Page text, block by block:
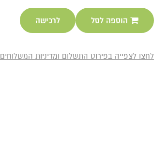
הוספה לסל לרכישה
לחצו לצפייה בפירוט התשלום ומדיניות המשלוחים